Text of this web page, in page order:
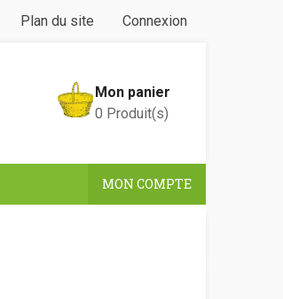
Plan du site Connexion
Mon panier
0 Produit(s)
MON COMPTE